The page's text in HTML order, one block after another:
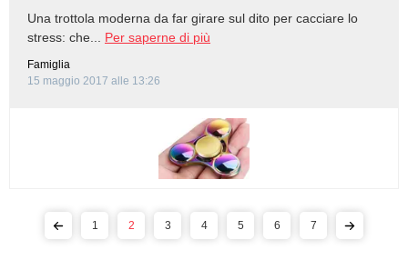
Una trottola moderna da far girare sul dito per cacciare lo
stress: che... Per saperne di più
Famiglia
15 maggio 2017 alle 13:26
1 2 3 4 5 6 7